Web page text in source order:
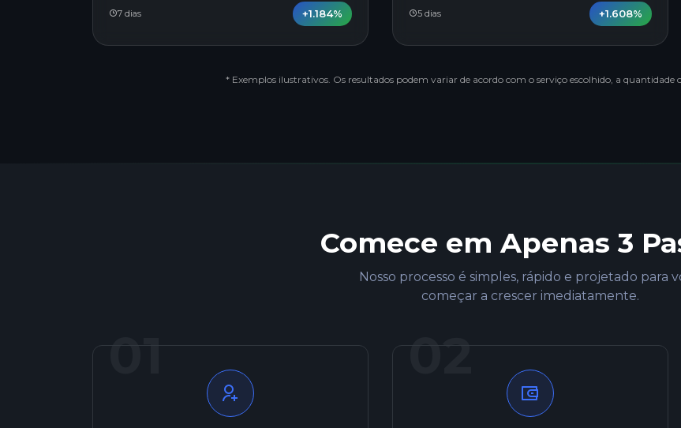
7 dias +1.184% 5 dias +1.608%
* Exemplos ilustrativos. Os resultados podem variar de acordo com o serviço escolhido, a quantidade
Comece em Apenas 3
Nosso processo é simples, rápido e projetado para
começar a crescer imediatamente.
01 02